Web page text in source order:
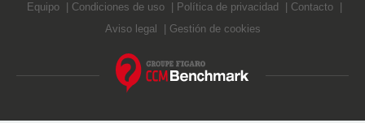
Equipo Condiciones de uso Política de privacidad
Contacto
Aviso legal
Gestión de cookies